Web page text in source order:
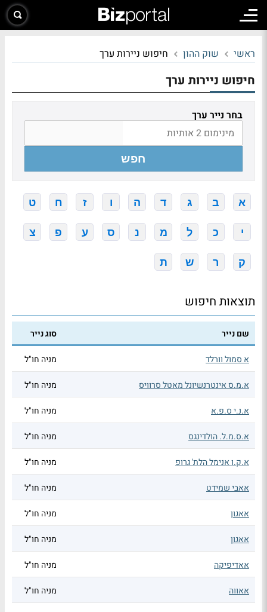
ראשי שוק ההון חיפוש ניירות ערך
חיפוש ניירות ערך
בחר נייר ערך
חפש
א ב ג ד ה ו ז ח ט
י כ ל מ נ ס ע פ צ
ק ר ש ת
תוצאות חיפוש
שם נייר סוג נייר
א סמול וורלד מניה חו"ל
א.מ.ס אינטרנשיונל מאטל סרוויס מניה חו"ל
א.נ.י ס.פ.א מניה חו"ל
א.ס.מ.ל. הולדינגס מניה חו"ל
א.ק.ו אנימל הלת' גרופ מניה חו"ל
אאבי שמידט מניה חו"ל
אאגון מניה חו"ל
אאגון מניה חו"ל
אאדיפיקה מניה חו"ל
אאווה מניה חו"ל